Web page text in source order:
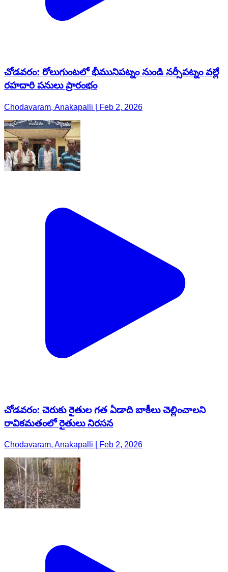
చోడవరం: రోలుగుంటలో భీమునిపట్నం నుండి నర్సీపట్నం వల్లే
రహదారి పనులు ప్రారంభం
Chodavaram, Anakapalli | Feb 2, 2026
చోడవరం: చెరుకు రైతుల గత ఏడాది బాకీలు చెల్లించాలని
రావికమతంలో రైతులు నిరసన
Chodavaram, Anakapalli | Feb 2, 2026